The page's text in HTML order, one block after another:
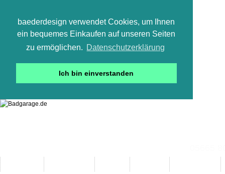
baederdesign verwendet Cookies, um Ihnen
ein bequemes Einkaufen auf unseren Seiten
zu ermöglichen. Datenschutzerklärung
Ich bin einverstanden